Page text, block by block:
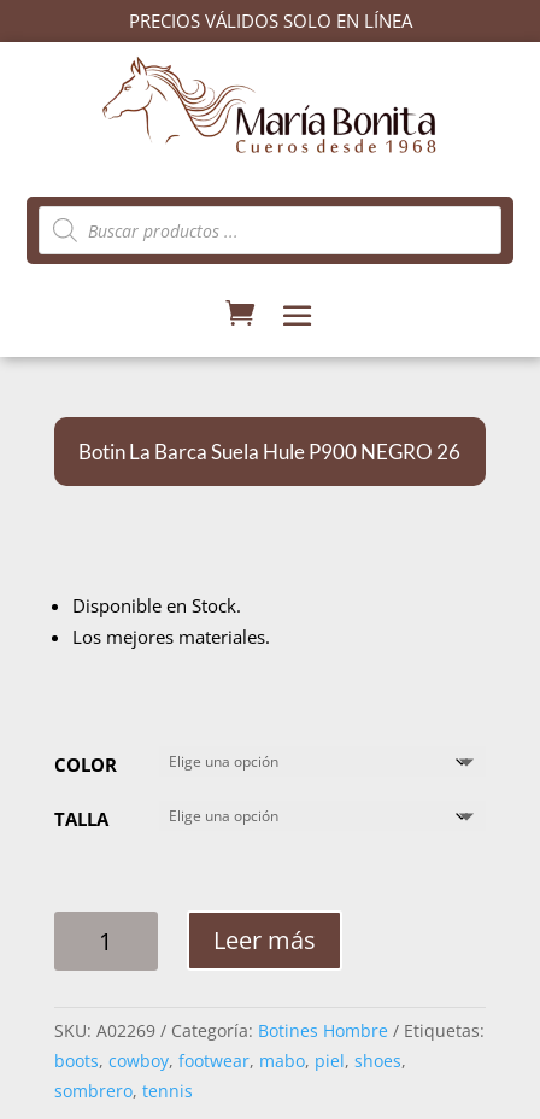
PRECIOS VÁLIDOS SOLO EN LÍNEA
Búsqueda
de
productos
Botin La Barca Suela Hule P900 NEGRO 26
Disponible en Stock.
Los mejores materiales.
COLOR
TALLA
HULE
P900
NEGRO
Leer más
SKU: A02269 Categoría: Botines Hombre
Etiquetas:
boots, cowboy, footwear, mabo, piel, shoes,
sombrero, tennis